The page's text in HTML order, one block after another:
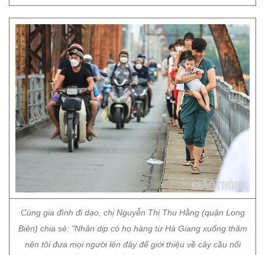
Cùng gia đình đi dạo, chị Nguyễn Thị Thu Hằng (quận Long
Biên) chia sẻ: "Nhân dịp có họ hàng từ Hà Giang xuống thăm
nên tôi đưa mọi người lên đây để giới thiệu về cây cầu nổi